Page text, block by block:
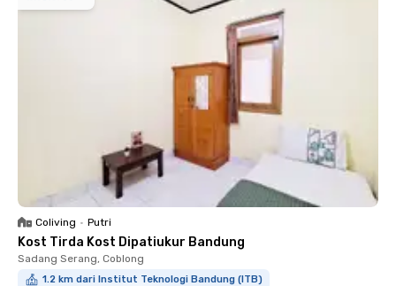
Coliving • Putri
Kost Tirda Kost Dipatiukur Bandung
Sadang Serang, Coblong
1.2 km dari Institut Teknologi Bandung (ITB)